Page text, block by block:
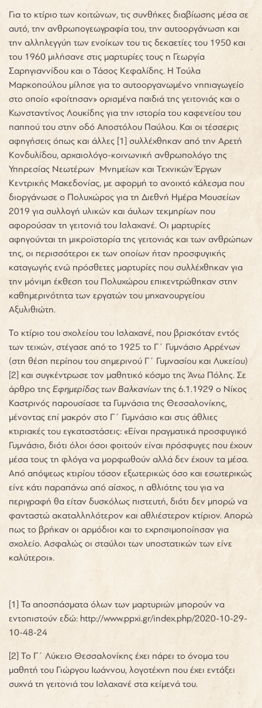
Για το κτίριο των κοιτώνων, τις συνθήκες διαβίωσης μέσα σε
αυτό, την ανθρωπογεωγραφία του, την αυτοοργάνωση και
την αλληλεγγύη των ενοίκων του τις δεκαετίες του 1950 και
του 1960 μιλήσανε στις μαρτυρίες τους η Γεωργία
Σαρηγιαννίδου και ο Τάσος Κεφαλίδης. Η Τούλα
Μαρκοπούλου μίλησε για το αυτοοργανωμένο νηπιαγωγείο
στο οποίο «φοίτησαν» ορισμένα παιδιά της γειτονιάς και ο
Κωνσταντίνος Λουκίδης για την ιστορία του καφενείου του
παππού του στην οδό Αποστόλου Παύλου. Και οι τέσσερις
αφηγήσεις όπως και άλλες [1] συλλέχθηκαν από την Αρετή
Κονδυλίδου, αρχαιολόγο-κοινωνική ανθρωπολόγο της
Υπηρεσίας Νεωτέρων Μνημείων και Τεχνικών Έργων
Κεντρικής Μακεδονίας, με αφορμή το ανοιχτό κάλεσμα που
διοργάνωσε ο Πολυχώρος για τη Διεθνή Ημέρα Μουσείων
2019 για συλλογή υλικών και άυλων τεκμηρίων που
αφορούσαν τη γειτονιά του Ισλαχανέ. Οι μαρτυρίες
αφηγούνται τη μικροϊστορία της γειτονιάς και των ανθρώπων
της, οι περισσότεροι εκ των οποίων ήταν προσφυγικής
καταγωγής ενώ πρόσθετες μαρτυρίες που συλλέχθηκαν για
την μόνιμη έκθεση του Πολυχώρου επικεντρώθηκαν στην
καθημερινότητα των εργατών του μηχανουργείου
Αξυλιθιώτη.
Το κτίριο του σχολείου του Ισλαχανέ, που βρισκόταν εντός
των τειχών, στέγασε από το 1925 το Γ΄ Γυμνάσιο Αρρένων
(στη θέση περίπου του σημερινού Γ΄ Γυμνασίου και Λυκείου)
[2] και συγκέντρωσε τον μαθητικό κόσμο της Άνω Πόλης. Σε
άρθρο της Εφημερίδας των Βαλκανίωντης 6.1.1929 ο Νίκος
Καστρινός παρουσίασε τα Γυμνάσια της Θεσσαλονίκης,
μένοντας επί μακρόν στο Γ΄ Γυμνάσιο και στις άθλιες
κτιριακές του εγκαταστάσεις: «Είναι πραγματικά προσφυγικό
Γυμνάσιο, διότι όλοι όσοι φοιτούν είναι πρόσφυγες που έχουν
μέσα τους τη φλόγα να μορφωθούν αλλά δεν έχουν τα μέσα.
Από απόψεως κτιρίου τόσον εξωτερικώς όσο και εσωτερικώς
είνε κάτι παραπάνω από αίσχος, η αθλιότης του για να
περιγραφή θα είταν δυσκόλως πιστευτή, διότι δεν μπορώ να
φανταστώ ακαταλληλότερον και αθλιέστερον κτίριον. Απορώ
πως το βρήκαν οι αρμόδιοι και το εχρησιμοποίησαν για
σχολείο. Ασφαλώς οι σταύλοι των υποστατικών των είνε
καλύτεροι».
[1] Τα αποσπάσματα όλων των μαρτυριών μπορούν να
εντοπιστούν εδώ: http://www.ppxi.gr/index.php/2020-10-29-
10-48-24
[2] Το Γ΄ Λύκειο Θεσσαλονίκης έχει πάρει το όνομα του
μαθητή του Γιώργου Ιωάννου, λογοτέχνη που έχει εντάξει
συχνά τη γειτονιά του Ισλαχανέ στα κείμενά του.